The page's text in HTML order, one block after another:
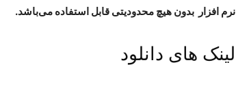
نرم افزار بدون هیچ محدودیتی قابل استفاده می‌باشد.
لینک های دانلود